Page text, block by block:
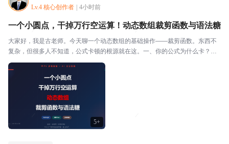
Lv.4 核心创作者 4小时前
5+
一个小圆点，干掉万行空运算！动态数组裁剪函数与语法糖
大家好，我是古老师。今天聊一个动态数组的基础操作——裁剪函数。东西不
复杂，但很多人不知道，公式卡顿的根源就在这。一、你的公式为什么卡？你
写了个公式，引用 B:B 整列。表格里有效数据就8行。但 SUM(B:B) 会把整列1
04.8576万行全部跑一遍。8行...